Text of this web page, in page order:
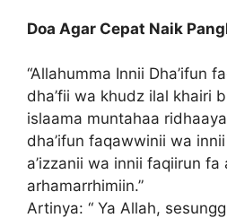
Doa Agar Cepat Naik
“Allahumma Innii Dha’ifun
dha’fii wa khudz ilal khairi
islaama muntahaa
dha’ifun faqawwinii wa
a’izzanii wa innii faqiirun fa
arhamarrhimiin.”
Artinya: “ Ya Allah,